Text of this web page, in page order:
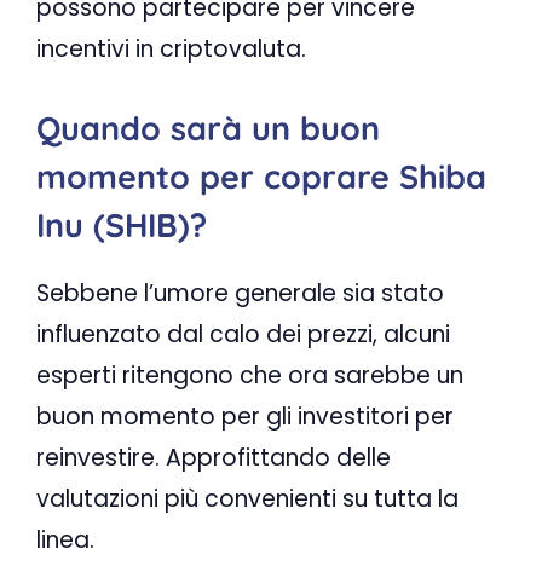
possono partecipare per vincere
incentivi in ​​criptovaluta.
Quando sarà un buon
momento per coprare Shiba
Inu (SHIB)?
Sebbene l’umore generale sia stato
influenzato dal calo dei prezzi, alcuni
esperti ritengono che ora sarebbe un
buon momento per gli investitori per
reinvestire. Approfittando delle
valutazioni più convenienti su tutta la
linea.